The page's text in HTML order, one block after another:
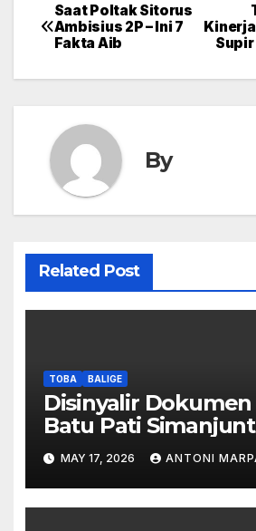
Post
navigation
Saat Poltak Sitorus
Ambisius 2P – Ini 7
Fakta Aib
By
Related Post
TOBA BALIGE
Disinyalir
Batu Pati
Jerry Manurung :
Tidak Berada Di
Frengki Pardede :
Miliki Peta DTA –
MAY 17, 2026 ANTONI